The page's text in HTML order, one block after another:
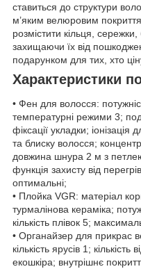
ставиться до структури
м’яким велюровим
розмістити кільця,
захищаючи їх від
подарунком для тих, хто
Характеристики
• Фен для волосся:
температурні режими 3;
фіксації укладки; іонізація
та блиску волосся;
довжина шнура 2 м з петлею
функція захисту від
оптимальні;
• Плойка VGR: матеріал
турмалінова кераміка;
кількість плівок 5;
• Органайзер для прикрас
кількість ярусів 1; кількість
екошкіра; внутрішнє